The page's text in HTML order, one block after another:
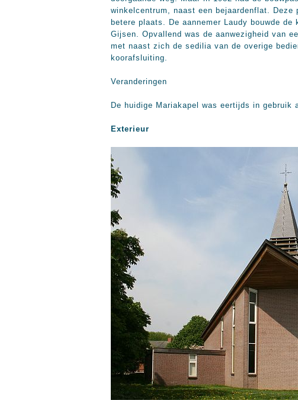
winkelcentrum, naast een bejaardenflat.
betere plaats. De aannemer Laudy bouwde
Gijsen. Opvallend was de aanwezigheid van
met naast zich de sedilia van de overige
koorafsluiting.
Veranderingen
De huidige Mariakapel was eertijds in
Exterieur